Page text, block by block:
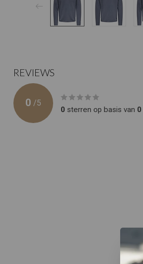
REVIEWS
0 /5
0 sterren op basis van 0